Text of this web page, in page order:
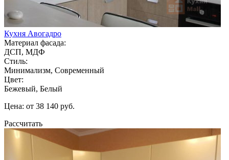
Кухня Авогадро
Материал фасада:
ДСП, МДФ
Стиль:
Минимализм, Современный
Цвет:
Бежевый, Белый
Цена: от 38 140 руб.
Рассчитать